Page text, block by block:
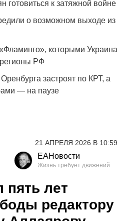
готовиться к затяжной войне
о возможном выходе из
которыми Украина
РФ
застроят по КРТ, а
— на паузе
21 АПРЕЛЯ 2026 В 10:59
ЕАНовости
пять лет
редактору